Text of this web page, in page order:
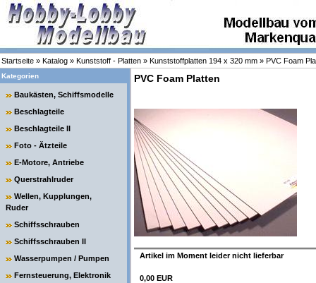
Startseite » Katalog » Kunststoff - Platten » Kunststoffplatten 194 x 320 mm » PVC Foam
Kategorien
Baukästen, Schiffsmodelle
Beschlagteile
Beschlagteile II
Foto - Ätzteile
E-Motore, Antriebe
Querstrahlruder
Wellen, Kupplungen,
Ruder
Schiffsschrauben
Schiffsschrauben II
Wasserpumpen / Pumpen
Fernsteuerung, Elektronik
PVC Foam Platten
Artikel im Moment leider nicht lieferbar
0,00 EUR